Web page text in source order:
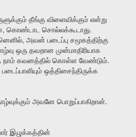
தீங்கு விளைவிக்கும் என்று
, கொண்டாட சொல்லக்கூடாது.
, அவன் படைப்பு சமூகத்திற்கு
ஒரு தவறான முன்மாதிரியாக
நாம் கவனத்தில் கொள்ள வேண்டும்.
படைப்பாளியும் ஒத்திசைந்திருக்க
அவனே பொறுப்பாகிறான்.
இழுக்கத்தின்